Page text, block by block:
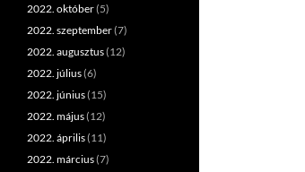
2022. október(5)
2022. szeptember(7)
2022. augusztus(12)
2022. július(6)
2022. június(15)
2022. május(12)
2022. április(11)
2022. március(7)